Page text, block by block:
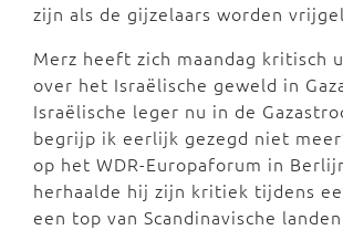
zijn als de gijzelaars worden
Merz heeft zich maandag kritisch
over het Israëlische geweld in
Israëlische leger nu in de
begrijp ik eerlijk gezegd niet
op het WDR-Europaforum in
herhaalde hij zijn kritiek tijdens
een top van Scandinavische